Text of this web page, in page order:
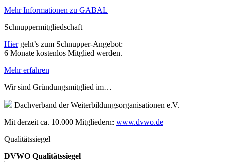
Mehr Informationen zu GABAL
Schnuppermitgliedschaft
Hiergeht’s zum Schnupper-Angebot:
6 Monate kostenlos Mitglied werden.
Mehr erfahren
Wir sind Gründungsmitglied im…
Dachverband der Weiterbildungsorganisationen e.V.
Mit derzeit ca. 10.000 Mitgliedern: www.dvwo.de
Qualitätssiegel
DVWO Qualitätssiegel